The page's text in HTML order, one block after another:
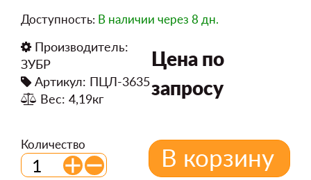
Доступность: В наличии через 8 дн.
Производитель:
ЗУБР
Артикул: ПЦЛ-3635
Вес: 4,19кг
Цена по
запросу
Количество В корзину